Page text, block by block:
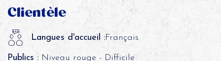
Clientèle
Langues d'accueil :Français
Publics :Niveau rouge - Difficile